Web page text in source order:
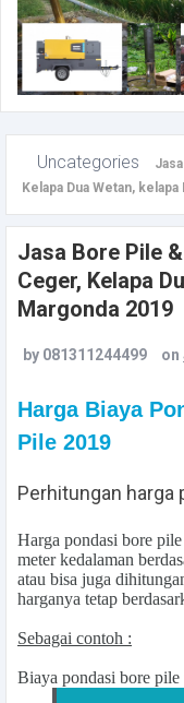
Uncategories
Kelapa Dua Wetan,
Jasa Bore Pile
Ceger, Kelapa
Margonda 2019
by 081311244499 on
Harga Biaya
Pile 2019
Perhitungan harga
Harga pondasi bore
meter kedalaman
atau bisa juga
harganya tetap
Sebagai contoh :
Biaya pondasi bore pile